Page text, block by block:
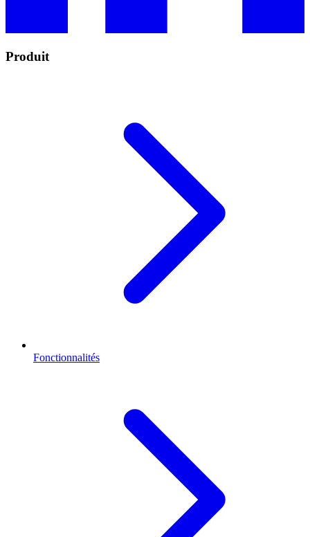
Produit
Fonctionnalités